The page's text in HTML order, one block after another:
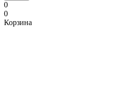
0
0
Корзина